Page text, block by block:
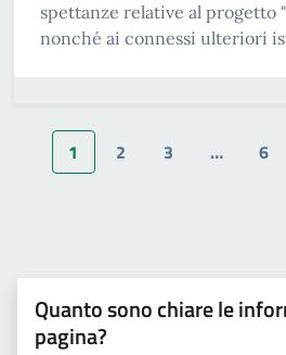
spettanze relative al progetto
nonché ai connessi ulteriori
1 2 3 … 6
Quanto sono chiare le
pagina?